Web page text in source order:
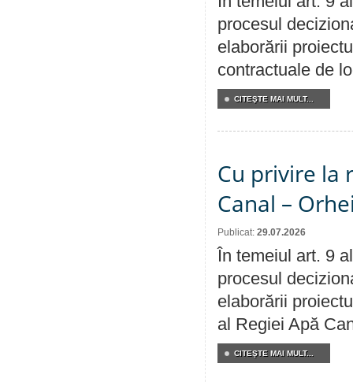
procesul
elaborării
contractuale de
CITEŞTE MAI MULT...
Cu privire la
Canal –
Publicat: 29.07.2026
În temeiul art. 9
procesul
elaborării
al Regiei Apă
CITEŞTE MAI MULT...